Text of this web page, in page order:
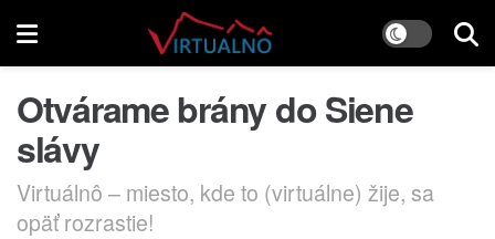
Otvárame brány do Siene
slávy
Virtuálnô – miesto, kde to (virtuálne) žije, sa
opäť rozrastie!